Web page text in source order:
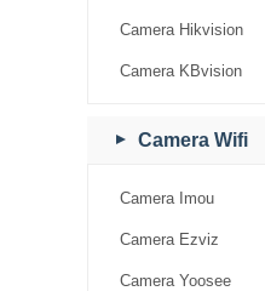
Camera Hikvision
Camera KBvision
Camera Wifi
Camera Imou
Camera Ezviz
Camera Yoosee